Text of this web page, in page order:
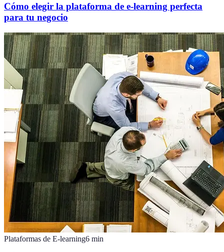
Cómo elegir la plataforma de e-learning perfecta
para tu negocio
Plataformas de E-learning6 min